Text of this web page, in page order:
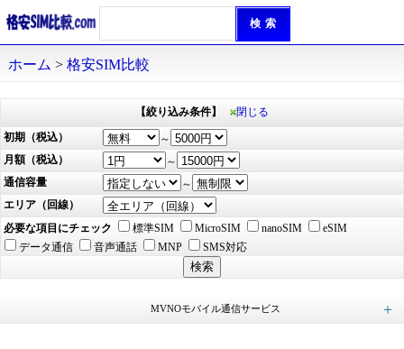
ホーム > 格安SIM比較
【絞り込み条件】
閉じる
初期（税込）
～
月額（税込）
～
通信容量
～
エリア（回線）
必要な項目にチェック
標準SIM MicroSIM nanoSIM
eSIM
データ通信
音声通話 MNP SMS対応
MVNOモバイル通信サービス